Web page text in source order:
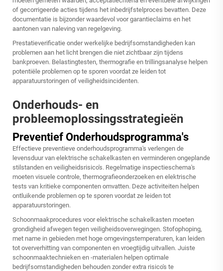
of gecorrigeerde acties tijdens het inbedrijfstelproces bevatten. Deze
documentatie is bijzonder waardevol voor garantieclaims en het
aantonen van naleving van regelgeving.
Prestatieverificatie onder werkelijke bedrijfsomstandigheden kan
problemen aan het licht brengen die niet zichtbaar zijn tijdens
bankproeven. Belastingtesten, thermografie en trillingsanalyse helpen
potentiële problemen op te sporen voordat ze leiden tot
apparatuurstoringen of veiligheidsincidenten.
Onderhouds- en
probleemoplossingsstrategieën
Preventief Onderhoudsprogramma's
Effectieve preventieve onderhoudsprogramma's verlengen de
levensduur van elektrische schakelkasten en verminderen ongeplande
stilstanden en veiligheidsrisico's. Regelmatige inspectieschema's
moeten visuele controle, thermografieonderzoeken en elektrische
tests van kritieke componenten omvatten. Deze activiteiten helpen
ontluikende problemen op te sporen voordat ze leiden tot
apparatuurstoringen.
Schoonmaakprocedures voor elektrische schakelkasten moeten
grondigheid afwegen tegen veiligheidsoverwegingen. Stofophoping,
met name in gebieden met hoge omgevingstemperaturen, kan leiden
tot oververhitting van componenten en vroegtijdig uitvallen. Juiste
schoonmaaktechnieken en -materialen helpen optimale
bedrijfsomstandigheden behouden zonder extra risico's te